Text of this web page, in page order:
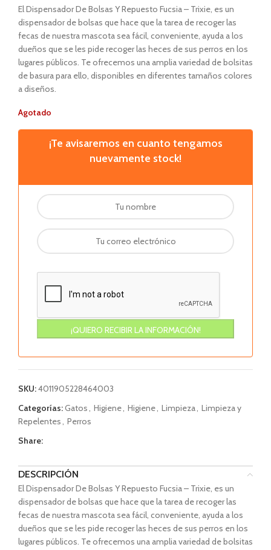
El Dispensador De Bolsas Y Repuesto Fucsia – Trixie, es un
dispensador de bolsas que hace que la tarea de recoger las
fecas de nuestra mascota sea fácil, conveniente, ayuda a los
dueños que se les pide recoger las heces de sus perros en los
lugares públicos. Te ofrecemos una amplia variedad de bolsitas
de basura para ello, disponibles en diferentes tamaños colores
a diseños.
Agotado
¡Te avisaremos en cuanto tengamos
nuevamente stock!
SKU:4011905228464003
Categorías:Gatos, Higiene, Higiene, Limpieza, Limpieza y
Repelentes, Perros
Share:
DESCRIPCIÓN
El Dispensador De Bolsas Y Repuesto Fucsia – Trixie, es un
dispensador de bolsas que hace que la tarea de recoger las
fecas de nuestra mascota sea fácil, conveniente, ayuda a los
dueños que se les pide recoger las heces de sus perros en los
lugares públicos. Te ofrecemos una amplia variedad de bolsitas